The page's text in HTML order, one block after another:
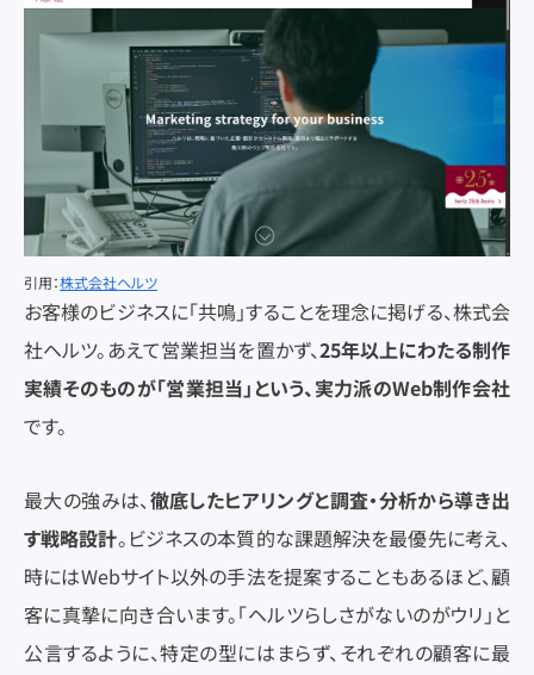
引用：株式会社ヘルツ
お客様のビジネスに「共鳴」することを理念に掲げる、株式会
社ヘルツ。あえて営業担当を置かず、25年以上にわたる制作
実績そのものが「営業担当」という、実力派のWeb制作会社
です。
最大の強みは、徹底したヒアリングと調査・分析から導き出
す戦略設計。ビジネスの本質的な課題解決を最優先に考え、
時にはWebサイト以外の手法を提案することもあるほど、顧
客に真摯に向き合います。「ヘルツらしさがないのがウリ」と
公言するように、特定の型にはまらず、それぞれの顧客に最
シンクバルに問い合わせる